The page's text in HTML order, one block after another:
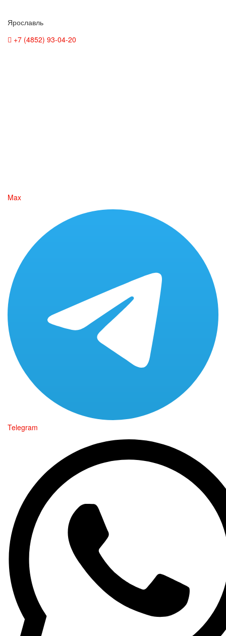
Ярославль
+7 (4852) 93-04-20
Max
Telegram